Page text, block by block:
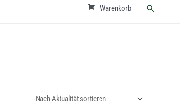
Warenkorb Suchen